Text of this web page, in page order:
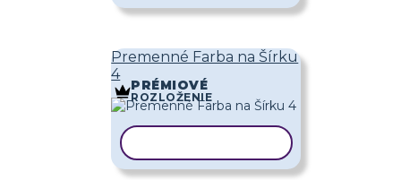
Premenné Farba na Šírku
4
PRÉMIOVÉ
ROZLOŽENIE